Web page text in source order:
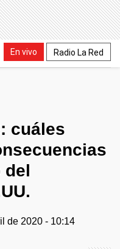
En vivo Radio La Red
cuáles
del
de 2020 - 10:14